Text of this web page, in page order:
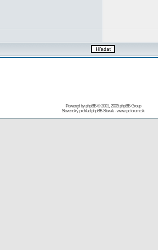
Powered byphpBB© 2001, 2005 phpBB Group
Slovenský preklad phpBB Slovak-www.pcforum.sk